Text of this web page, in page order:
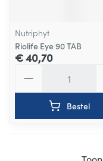
Nutriphyt
Riolife Eye 90 TAB
€ 40,70
Bestel